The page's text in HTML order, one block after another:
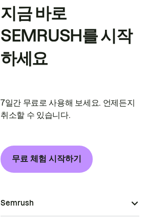
지금 바로
SEMRUSH를 시작
하세요
7일간 무료로 사용해 보세요. 언제든지
취소할 수 있습니다.
무료 체험 시작하기
Semrush